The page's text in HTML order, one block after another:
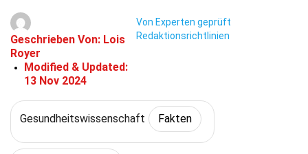
Geschrieben Von: Lois
Royer
Modified & Updated:
13 Nov 2024
Von Experten geprüft
Redaktionsrichtlinien
Gesundheitswissenschaft Fakten